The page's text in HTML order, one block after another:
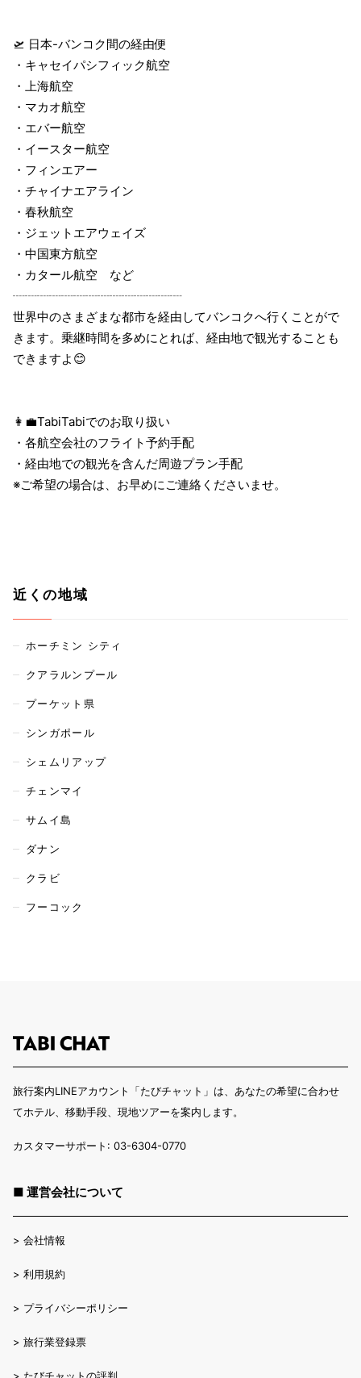
🛫 日本-バンコク間の経由便
・キャセイパシフィック航空
・上海航空
・マカオ航空
・エバー航空
・イースター航空
・フィンエアー
・チャイナエアライン
・春秋航空
・ジェットエアウェイズ
・中国東方航空
・カタール航空 など
┈┈┈┈┈┈┈┈┈┈┈┈┈┈
世界中のさまざまな都市を経由してバンコクへ行くことがで
きます。乗継時間を多めにとれば、経由地で観光することも
できますよ😊
👩‍💼TabiTabiでのお取り扱い
・各航空会社のフライト予約手配
・経由地での観光を含んだ周遊プラン手配
※ご希望の場合は、お早めにご連絡くださいませ。
近くの地域
ホーチミン シティ
クアラルンプール
プーケット県
シンガポール
シェムリアップ
チェンマイ
サムイ島
ダナン
クラビ
フーコック
旅行案内LINEアカウント「たびチャット」は、あなたの希望に合わせ
てホテル、移動手段、現地ツアーを案内します。
カスタマーサポート: 03-6304-0770
■ 運営会社について
> 会社情報
> 利用規約
> プライバシーポリシー
> 旅行業登録票